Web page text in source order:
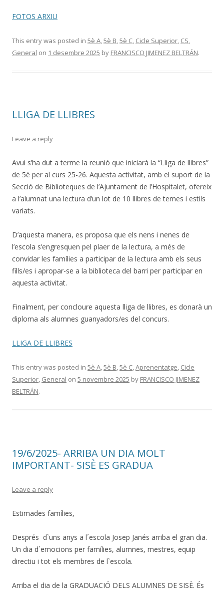
FOTOS ARXIU
This entry was posted in 5è A,5è B,5è C, Cicle Superior, CS,
General on 1 desembre 2025 by FRANCISCO JIMENEZ BELTRÁN.
LLIGA DE LLIBRES
Leave a reply
Avui s’ha dut a terme la reunió que iniciarà la “Lliga de llibres”
de 5è per al curs 25-26. Aquesta activitat, amb el suport de la
Secció de Biblioteques de l’Ajuntament de l’Hospitalet, ofereix
a l’alumnat una lectura d’un lot de 10 llibres de temes i estils
variats.
D’aquesta manera, es proposa que els nens i nenes de
l’escola s’engresquen pel plaer de la lectura, a més de
convidar les famílies a participar de la lectura amb els seus
fills/es i apropar-se a la biblioteca del barri per participar en
aquesta activitat.
Finalment, per concloure aquesta lliga de llibres, es donarà un
diploma als alumnes guanyadors/es del concurs.
LLIGA DE LLIBRES
This entry was posted in 5è A,5è B,5è C,Aprenentatge, Cicle
Superior, General on 5 novembre 2025 by FRANCISCO JIMENEZ
BELTRÁN.
19/6/2025- ARRIBA UN DIA MOLT
IMPORTANT- SISÈ ES GRADUA
Leave a reply
Estimades famílies,
Després d`uns anys a l´escola Josep Janés arriba el gran dia.
Un dia d´emocions per famílies, alumnes, mestres, equip
directiu i tot els membres de l`escola.
Arriba el dia de la GRADUACIÓ DELS ALUMNES DE SISÈ. És